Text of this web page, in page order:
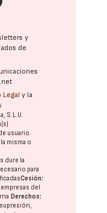
y
de
Legal y la
S.L.U.
usuario.
misma o
dure la
para
Cesión:
empresas del
Derechos: